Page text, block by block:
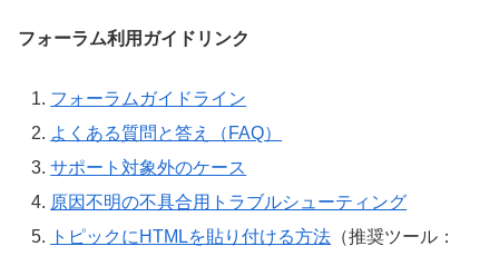
フォーラム利用ガイドリンク
フォーラムガイドライン
よくある質問と答え（FAQ）
サポート対象外のケース
原因不明の不具合用トラブルシューティング
トピックにHTMLを貼り付ける方法 （推奨ツール：